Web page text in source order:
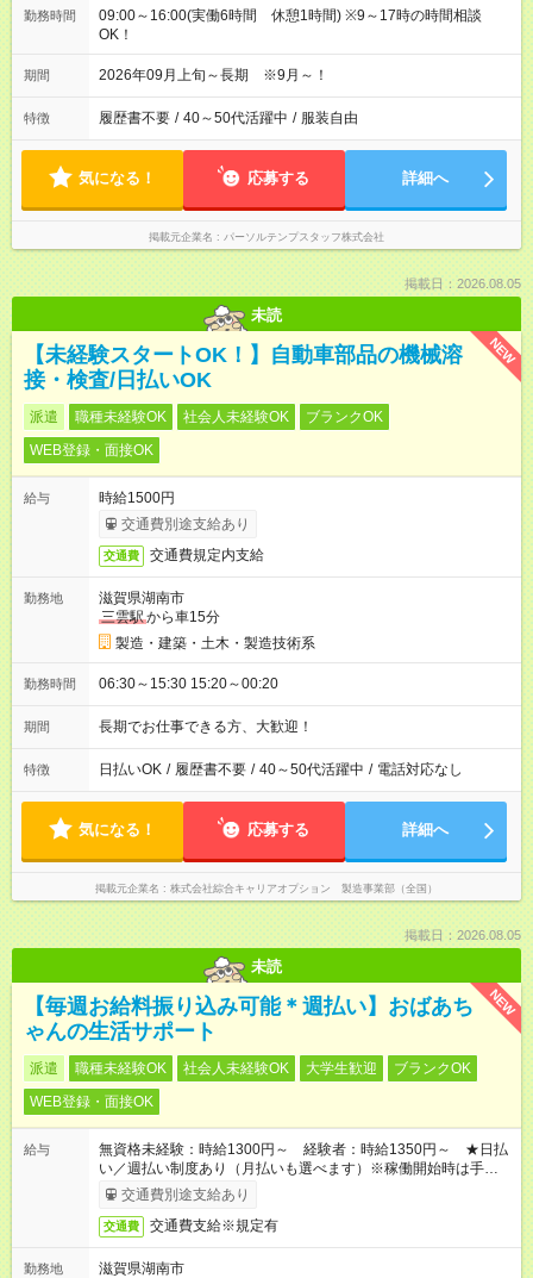
勤務時間
09:00～16:00(実働6時間 休憩1時間) ※9～17時の時間相談
OK！
期間 2026年09月上旬～長期 ※9月～！
特徴 履歴書不要 / 40～50代活躍中 / 服装自由
気になる！ 応募する 詳細へ
掲載元企業名 パーソルテンプスタッフ株式会社
掲載日：2026.08.05
未読
NEW
【未経験スタートOK！】自動車部品の機械溶
接・検査/日払いOK
派遣 職種未経験OK 社会人未経験OK
ブランクOK
WEB登録・面接OK
給与
時給1500円
交通費別途支給あり
交通費 交通費規定内支給
勤務地
滋賀県湖南市
三雲駅から車15分
製造・建築・土木・製造技術系
勤務時間 06:30～15:30 15:20～00:20
期間 長期でお仕事できる方、大歓迎！
特徴 日払いOK / 履歴書不要 / 40～50代活躍中 / 電話対応なし
気になる！ 応募する 詳細へ
掲載元企業名 株式会社綜合キャリアオプション 製造事業部（全国）
掲載日：2026.08.05
未読
NEW
【毎週お給料振り込み可能＊週払い】おばあち
ゃんの生活サポート
派遣 職種未経験OK 社会人未経験OK 大学生歓迎
ブランクOK
WEB登録・面接OK
給与
無資格未経験：時給1300円～ 経験者：時給1350円～ ★日払
い／週払い制度あり（月払いも選べます）※稼働開始時は手続き
完了次第のお支払いとなります。
交通費別途支給あり
交通費 交通費支給※規定有
勤務地
滋賀県湖南市